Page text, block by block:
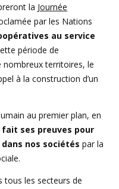
la Journée
par les Nations
au service
période de
nombreux territoires, le
à la construction d’un
au premier plan, en
ses preuves pour
nos sociétés par la
tous les secteurs de